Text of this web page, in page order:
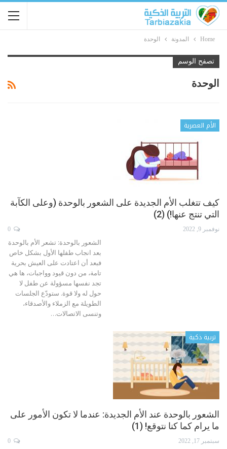
Home المدونة الوحدة
تصفح الوسم
الوحدة
الأم العصرية
كيف تتغلب الأم الجديدة على الشعور بالوحدة (وعلى الكآبة
التي تنتج عنها!) (2)
نوفمبر 9, 2022
الشعور بالوحدة: تشعر الأم بالوحدة
بعد انجاب طفلها الأول بشكل خاص
فبعد أن اعتادت على العيش بحرية
تامة، من دون قيود وواجبات، ها هي
تجد نفسها مسؤولة عن طفل لا
حول له ولا قوة. ستودّع الجلسات
الطويلة مع الزملاء والأصدقاء،
وتنسى الاتصالات…
تربية ذكية
الشعور بالوحدة عند الأم الجديدة: عندما لا تكون الأمور على
ما يرام كما كنا نتوقع! (1)
سبتمبر 17, 2022